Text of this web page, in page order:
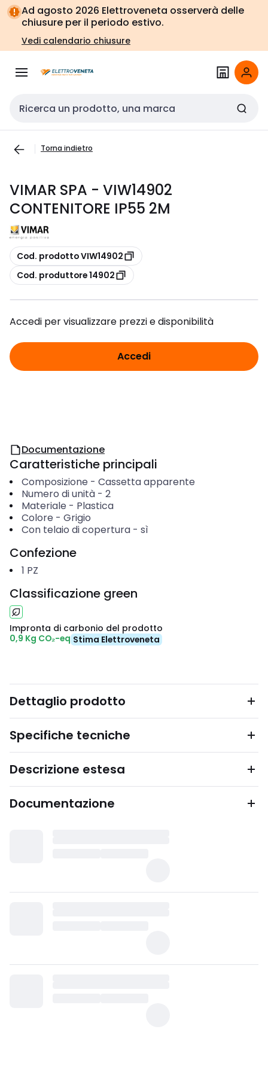
Vai alla
navigazione
Vai
alla
pagina
Ad agosto 2026 Elettroveneta osserverà delle
chiusure per il periodo estivo.
Vedi calendario chiusure
Cerca input
Torna indietro
VIMAR SPA - VIW14902
CONTENITORE IP55 2M
copia
Cod. prodotto VIW14902
copia
Cod. produttore 14902
Accedi per visualizzare prezzi e disponibilità
Accedi
Documentazione
Caratteristiche principali
Composizione - Cassetta apparente
Numero di unità- 2
Materiale - Plastica
Colore - Grigio
Con telaio di copertura- sì
Confezione
1 PZ
Classificazione green
Impronta di carbonio del prodotto
0,9 Kg CO₂-eq Stima Elettroveneta
Dettaglio prodotto
Specifiche tecniche
Descrizione estesa
Documentazione